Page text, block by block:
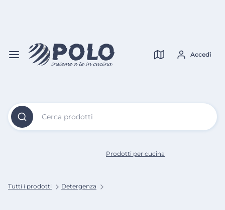
Cerca prodotti
Accedi
Tutti i prodotti Detergenza
Prodotti per cucina